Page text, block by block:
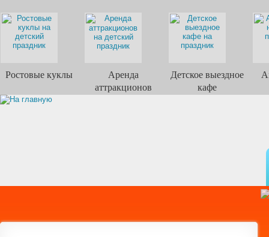
Ростовые куклы
Аренда
аттракционов
Детское выездное
кафе